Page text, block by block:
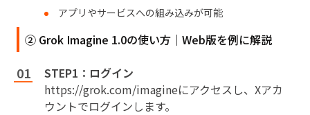
アプリやサービスへの組み込みが可能
② Grok Imagine 1.0の使い方｜Web版を例に解説
STEP1：ログイン
https://grok.com/imagineにアクセスし、Xアカ
ウントでログインします。